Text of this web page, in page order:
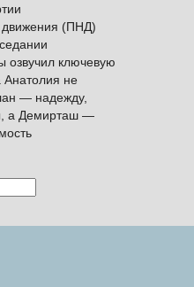
движения (ПНД)
озвучил ключевую
не
— надежду,
а Демирташ —